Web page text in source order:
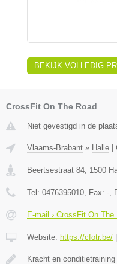
BEKIJK VOLLEDIG
CrossFit On The Road
Niet gevestigd in de
Vlaams-Brabant » Halle
Beertsestraat 84, 1500
Tel: 0476395010, Fax: -,
E-mail › CrossFit On The
Website: https://cfotr.be/
Kracht en